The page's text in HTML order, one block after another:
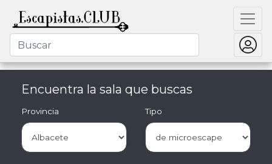
Encuentra la sala que buscas
Provincia Tipo